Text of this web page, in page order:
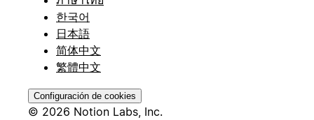
한국어
日本語
简体中文
繁體中文
Configuración de cookies
© 2026 Notion Labs, Inc.